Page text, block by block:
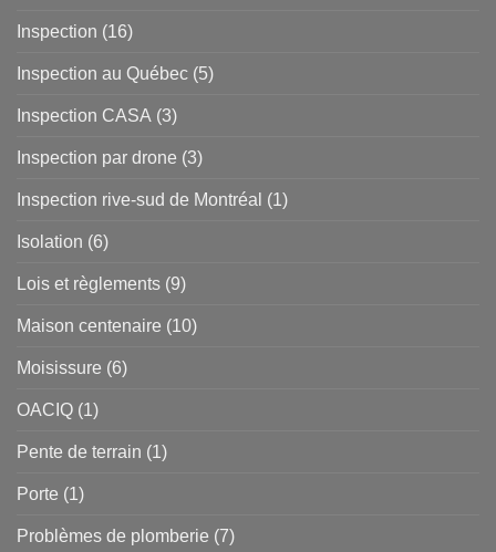
Inspection (16)
Inspection au Québec (5)
Inspection CASA (3)
Inspection par drone (3)
Inspection rive-sud de Montréal (1)
Isolation (6)
Lois et règlements (9)
Maison centenaire (10)
Moisissure (6)
OACIQ (1)
Pente de terrain (1)
Porte (1)
Problèmes de plomberie (7)